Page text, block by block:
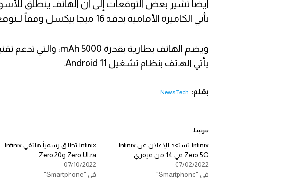
تأتي الكاميرة الأمامية بدقة 16 ميجا بيكسل وفقاً للتوقعات.
يأتي الهاتف بنظام تشغيل Android 11.
بقلم: News Tech
مرتبط
Infinix تستعد للإعلان عن Infinix
Zero 5G في 14 من فيفري
07/02/2022
في "Smartphone"
Infinix تطلق رسمياً هاتفي Infinix
Zero Ultra وZero 20
07/10/2022
في "Smartphone"